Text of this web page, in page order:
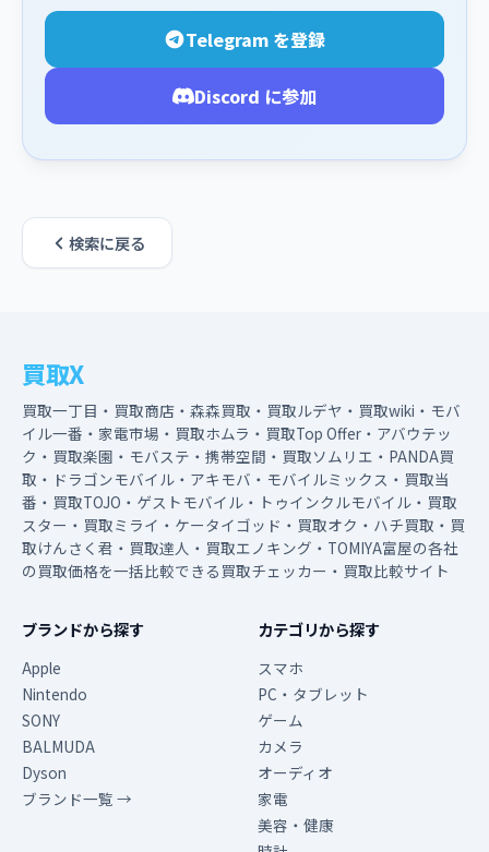
Telegram を登録
Discord に参加
検索に戻る
買取X
買取一丁目・買取商店・森森買取・買取ルデヤ・買取wiki・モバ
イル一番・家電市場・買取ホムラ・買取Top Offer・アバウテッ
ク・買取楽園・モバステ・携帯空間・買取ソムリエ・PANDA買
取・ドラゴンモバイル・アキモバ・モバイルミックス・買取当
番・買取TOJO・ゲストモバイル・トゥインクルモバイル・買取
スター・買取ミライ・ケータイゴッド・買取オク・ハチ買取・買
取けんさく君・買取達人・買取エノキング・TOMIYA富屋の各社
の買取価格を一括比較できる買取チェッカー・買取比較サイト
ブランドから探す
Apple
Nintendo
SONY
BALMUDA
Dyson
ブランド一覧 →
カテゴリから探す
スマホ
PC・タブレット
ゲーム
カメラ
オーディオ
家電
美容・健康